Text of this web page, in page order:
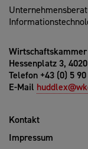
Hessenplatz 3,
Telefon +43 (0) 5
E-Mail
Kontakt
Impressum